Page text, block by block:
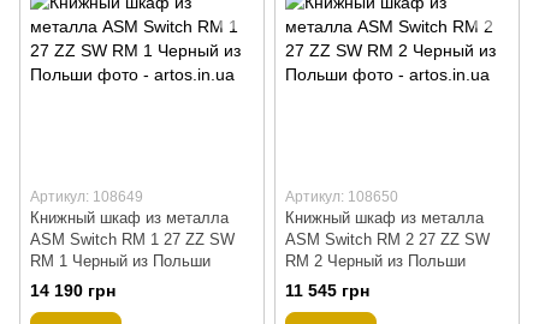
Артикул: 108649
Книжный шкаф из металла
ASM Switch RM 1 27 ZZ SW
RM 1 Черный из Польши
14 190 грн
Артикул: 108650
Книжный шкаф из металла
ASM Switch RM 2 27 ZZ SW
RM 2 Черный из Польши
11 545 грн